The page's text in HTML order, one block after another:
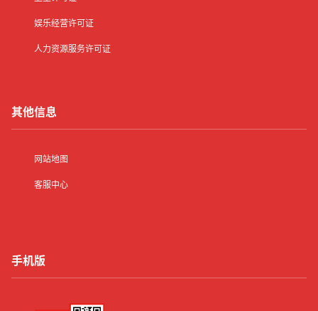
娱乐经营许可证
人力资源服务许可证
其他信息
网站地图
客服中心
手机版